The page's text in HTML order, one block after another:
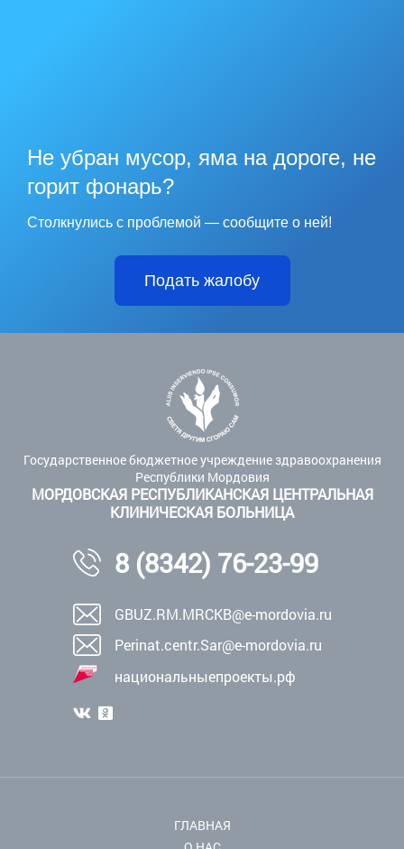
Не убран мусор, яма на дороге, не
горит фонарь?
Столкнулись с проблемой — сообщите о ней!
Подать жалобу
Государственное бюджетное учреждение здравоохранения
Республики Мордовия
МОРДОВСКАЯ РЕСПУБЛИКАНСКАЯ ЦЕНТРАЛЬНАЯ
КЛИНИЧЕСКАЯ БОЛЬНИЦА
8 (8342) 76-23-99
GBUZ.RM.MRCKB@e-mordovia.ru
Perinat.centr.Sar@e-mordovia.ru
национальныепроекты.рф
ГЛАВНАЯ